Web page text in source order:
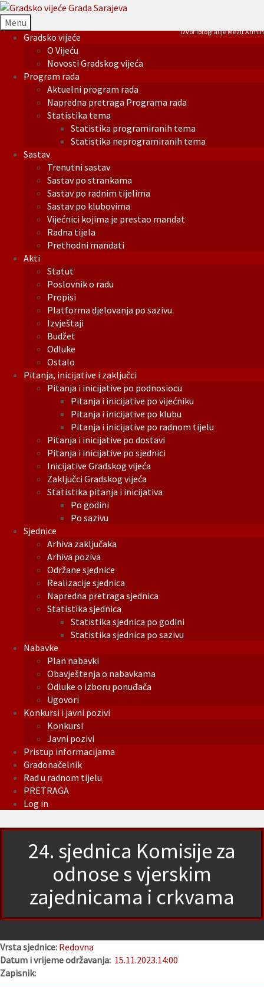
Menu
Gradsko vijeće
O Vijeću
Novosti Gradskog vijeća
Program rada
Aktuelni program rada
Napredna pretraga Programa rada
Statistika tema
Statistika programiranih tema
Statistika neprogramiranih tema
Sastav
Trenutni sastav
Sastav po strankama
Sastav po radnim tijelima
Sastav po klubovima
Vijećnici kojima je prestao mandat
Radna tijela
Prethodni mandati
Akti
Statut
Poslovnik o radu
Propisi
Platforma djelovanja po sazivu
Izvještaji
Budžet
Odluke
Ostalo
Pitanja, inicijative i zaključci
Pitanja i inicijative po podnosiocu
Pitanja i inicijative po vijećniku
Pitanja i inicijative po klubu
Pitanja i inicijative po radnom tijelu
Pitanja i inicijative po dostavi
Pitanja i inicijative po sjednici
Inicijative Gradskog vijeća
Zaključci Gradskog vijeća
Statistika pitanja i inicijativa
Po godini
Po sazivu
Sjednice
Arhiva zaključaka
Arhiva poziva
Održane sjednice
Realizacije sjednica
Napredna pretraga sjednica
Statistika sjednica
Statistika sjednica po godini
Statistika sjednica po sazivu
Nabavke
Plan nabavki
Obavještenja o nabavkama
Odluke o izboru ponuđača
Ugovori
Konkursi i javni pozivi
Konkursi
Javni pozivi
Pristup informacijama
Gradonačelnik
Rad u radnom tijelu
PRETRAGA
Log in
Izvor fotografije Mezit Armin
24. sjednica Komisije za
odnose s vjerskim
zajednicama i crkvama
Vrsta sjednice: Redovna
Datum i vrijeme održavanja: 15.11.2023.14:00
Zapisnik: